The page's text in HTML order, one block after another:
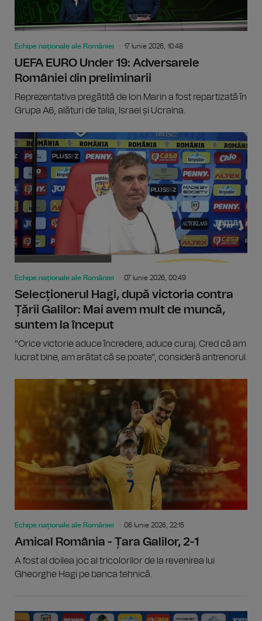
Echipe naționale ale României 17 Iunie 2026, 10:48
UEFA EURO Under 19: Adversarele
României din preliminarii
Reprezentativa pregătită de Ion Marin a fost repartizată în
Grupa A6, alături de talia, Israel și Ucraina.
Echipe naționale ale României 07 Iunie 2026, 00:49
Selecționerul Hagi, după victoria contra
Țării Galilor: Mai avem mult de muncă,
suntem la început
"Orice victorie aduce încredere, aduce curaj. Cred că am
lucrat bine, am arătat că se poate", consideră antrenorul.
Echipe naționale ale României 06 Iunie 2026, 22:15
Amical România - Țara Galilor, 2-1
A fost al doilea joc al tricolorilor de la revenirea lui
Gheorghe Hagi pe banca tehnică.